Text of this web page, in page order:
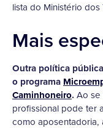
lista do Ministério dos
Mais
Outra política
o programa
Caminhoneiro. Ao se
profissional pode ter
como aposentadoria,